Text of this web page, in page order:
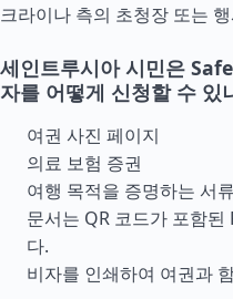
크라이나 측의 초청장 또는
세인트루시아 시민은
자를 어떻게 신청할 수 있
여권 사진 페이지
의료 보험 증권
여행 목적을 증명하는 서류
문서는 QR 코드가 포함
다.
비자를 인쇄하여 여권과